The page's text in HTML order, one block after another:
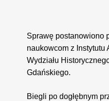
Sprawę postanowiono
naukowcom z Instytutu
Wydziału
Gdańskiego.
Biegli po dogłębnym